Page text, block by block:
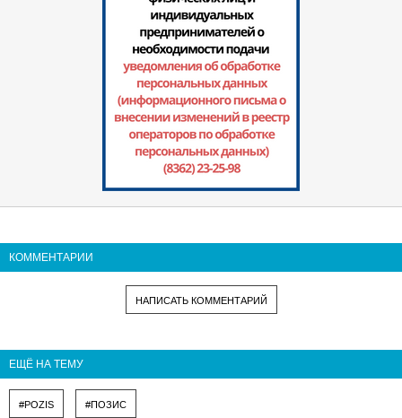
КОММЕНТАРИИ
НАПИСАТЬ КОММЕНТАРИЙ
ЕЩЁ НА ТЕМУ
#POZIS #ПОЗИС